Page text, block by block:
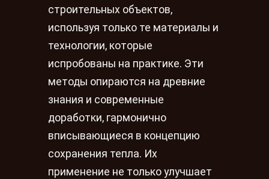
строительных объектов,
используя только те материалы и
технологии, которые
испробованы на практике. Эти
методы опираются на древние
знания и современные
доработки, гармонично
вписывающиеся в концепцию
сохранения тепла. Их
применение не только улучшает